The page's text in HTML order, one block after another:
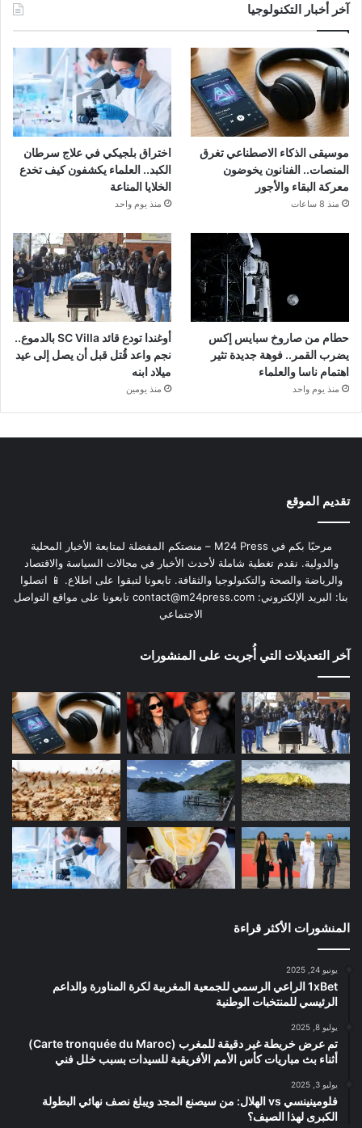
آخر أخبار التكنولوجيا
موسيقى الذكاء الاصطناعي تغرق
المنصات.. الفنانون يخوضون
معركة البقاء والأجور
منذ 8 ساعات
اختراق بلجيكي في علاج سرطان
الكبد.. العلماء يكشفون كيف تخدع
الخلايا المناعة
منذ يوم واحد
حطام من صاروخ سبايس إكس
يضرب القمر.. فوهة جديدة تثير
اهتمام ناسا والعلماء
منذ يوم واحد
أوغندا تودع قائد SC Villa بالدموع..
نجم واعد قُتل قبل أن يصل إلى عيد
ميلاد ابنه
منذ يومين
تقديم الموقع
مرحبًا بكم في M24 Press – منصتكم المفضلة لمتابعة الأخبار المحلية
والدولية. نقدم تغطية شاملة لأحدث الأخبار في مجالات السياسة والاقتصاد
والرياضة والصحة والتكنولوجيا والثقافة. تابعونا لتبقوا على اطلاع. 📱 اتصلوا
بنا: البريد الإلكتروني: contact@m24press.com تابعونا على مواقع التواصل
الاجتماعي
آخر التعديلات التي أُجريت على المنشورات
المنشورات الأكثر قراءة
يونيو 24, 2025
1xBet الراعي الرسمي للجمعية المغربية لكرة المناورة والداعم
الرئيسي للمنتخبات الوطنية
يوليو 8, 2025
تم عرض خريطة غير دقيقة للمغرب (Carte tronquée du Maroc)
أثناء بث مباريات كأس الأمم الأفريقية للسيدات بسبب خلل فني
يوليو 3, 2025
فلومينينسي vs الهلال: من سيصنع المجد ويبلغ نصف نهائي البطولة
الكبرى لهذا الصيف؟